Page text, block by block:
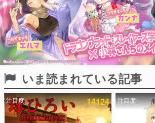
ピックアップ
電ファミのいま読まれている記事ランキング
いま読まれている記事
注目度 14124 注目度